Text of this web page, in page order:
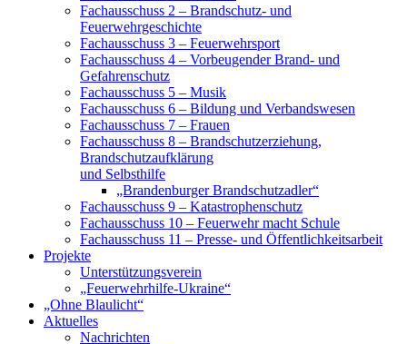
Fachausschuss 2 – Brandschutz- und
Feuerwehrgeschichte
Fachausschuss 3 – Feuerwehrsport
Fachausschuss 4 – Vorbeugender Brand- und
Gefahrenschutz
Fachausschuss 5 – Musik
Fachausschuss 6 – Bildung und Verbandswesen
Fachausschuss 7 – Frauen
Fachausschuss 8 – Brandschutzerziehung,
Brandschutzaufklärung
und Selbsthilfe
„Brandenburger Brandschutzadler“
Fachausschuss 9 – Katastrophenschutz
Fachausschuss 10 – Feuerwehr macht Schule
Fachausschuss 11 – Presse- und Öffentlichkeitsarbeit
Projekte
Unterstützungsverein
„Feuerwehrhilfe-Ukraine“
„Ohne Blaulicht“
Aktuelles
Nachrichten